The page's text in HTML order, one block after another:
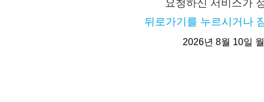
요청하신 서비스가
뒤로가기를 누르시거나
2026년 8월 10일